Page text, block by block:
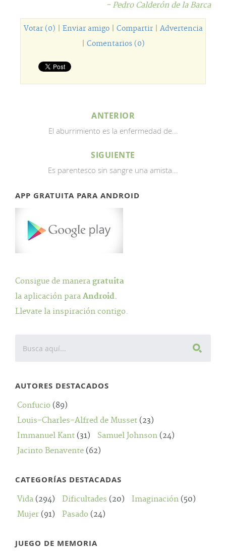
- Pedro Calderón de la Barca
Votar (0) Enviar amigo| Compartir| Advertencia
Comentarios (0)
ANTERIOR
El aburrimiento es la enfermedad de...
SIGUIENTE
Es parentesco sin sangre una amista...
APP GRATUITA PARA ANDROID
Consigue de manera gratuita
la aplicación para Android.
Llevate la inspiración contigo.
AUTORES DESTACADOS
Confucio (89)
Louis-Charles-Alfred de Musset (23)
Immanuel Kant (31) Samuel Johnson (24)
Jacinto Benavente (62)
CATEGORÍAS DESTACADAS
Vida (294) Dificultades (20) Imaginación (50)
Mujer (91) Pasado (24)
JUEGO DE MEMORIA